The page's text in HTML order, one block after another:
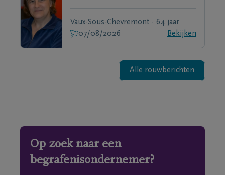
Vaux-Sous-Chevremont - 64 jaar
07/08/2026
Bekijken
Alle rouwberichten
Op zoek naar een
begrafenisondernemer?